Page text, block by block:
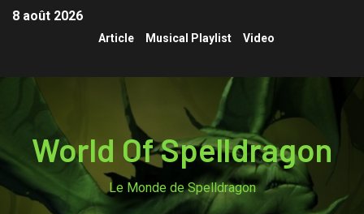
8 août 2026
Article Musical Playlist Video
World Of Spelldragon
Le Monde de Spelldragon